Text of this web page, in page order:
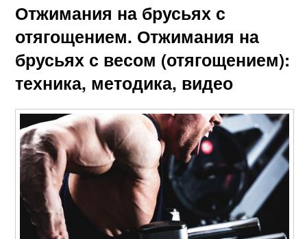
Отжимания на брусьях с
отягощением. Отжимания на
брусьях с весом (отягощением):
техника, методика, видео